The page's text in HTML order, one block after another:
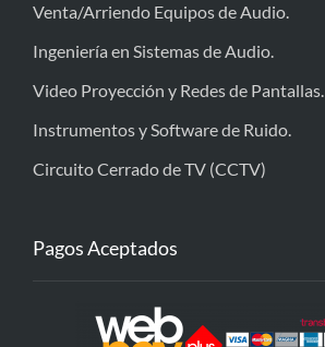
Venta/Arriendo Equipos de Audio.
Ingeniería en Sistemas de Audio.
Video Proyección y Redes de Pantallas.
Instrumentos y Software de Ruido.
Circuito Cerrado de TV (CCTV)
Pagos Aceptados